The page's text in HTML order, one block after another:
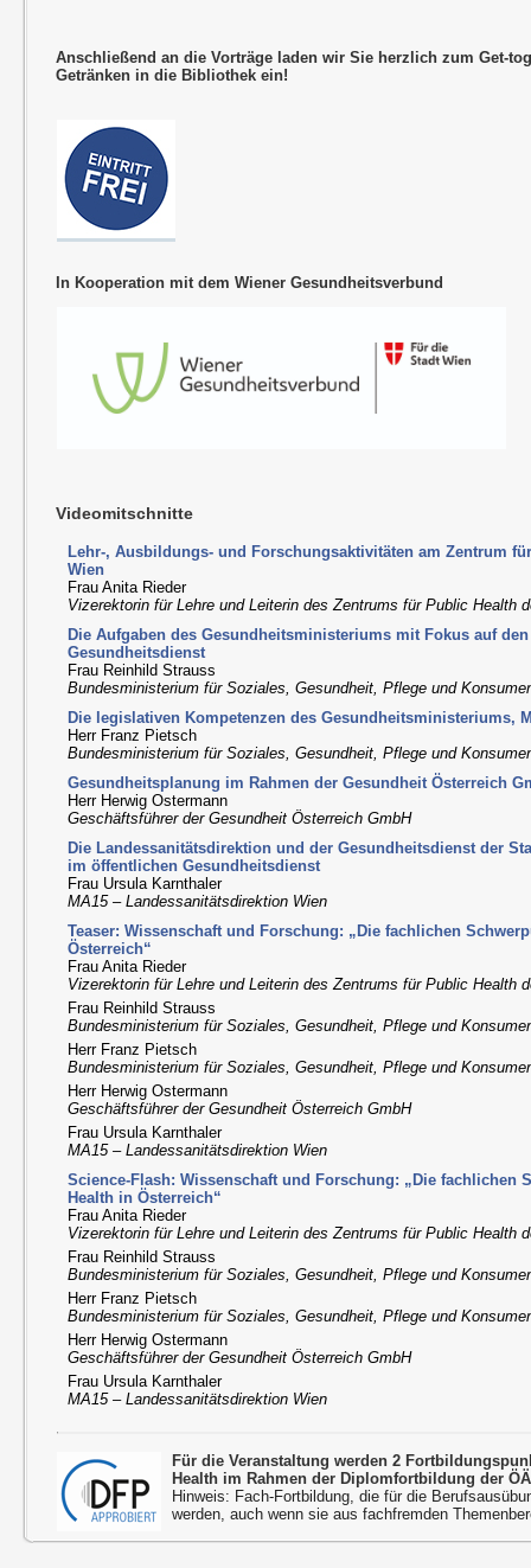
Anschließend an die Vorträge laden wir Sie herzlich zum Get-
Getränken in die Bibliothek ein!
In Kooperation mit dem Wiener Gesundheitsverbund
Videomitschnitte
Lehr-, Ausbildungs- und Forschungsaktivitäten am Zentrum
Wien
Frau Anita Rieder
Vizerektorin für Lehre und Leiterin des Zentrums für Public Health
Die Aufgaben des Gesundheitsministeriums mit Fokus auf
Gesundheitsdienst
Frau Reinhild Strauss
Bundesministerium für Soziales, Gesundheit, Pflege und
Die legislativen Kompetenzen des Gesundheitsministeriums,
Herr Franz Pietsch
Bundesministerium für Soziales, Gesundheit, Pflege und
Gesundheitsplanung im Rahmen der Gesundheit Österreich
Herr Herwig Ostermann
Geschäftsführer der Gesundheit Österreich GmbH
Die Landessanitätsdirektion und der Gesundheitsdienst der
im öffentlichen Gesundheitsdienst
Frau Ursula Karnthaler
MA15 – Landessanitätsdirektion Wien
Teaser: Wissenschaft und Forschung: „Die fachlichen
Österreich“
Frau Anita Rieder
Vizerektorin für Lehre und Leiterin des Zentrums für Public Health
Frau Reinhild Strauss
Bundesministerium für Soziales, Gesundheit, Pflege und
Herr Franz Pietsch
Bundesministerium für Soziales, Gesundheit, Pflege und
Herr Herwig Ostermann
Geschäftsführer der Gesundheit Österreich GmbH
Frau Ursula Karnthaler
MA15 – Landessanitätsdirektion Wien
Science-Flash: Wissenschaft und Forschung: „Die fachlichen
Health in Österreich“
Frau Anita Rieder
Vizerektorin für Lehre und Leiterin des Zentrums für Public Health
Frau Reinhild Strauss
Bundesministerium für Soziales, Gesundheit, Pflege und
Herr Franz Pietsch
Bundesministerium für Soziales, Gesundheit, Pflege und
Herr Herwig Ostermann
Geschäftsführer der Gesundheit Österreich GmbH
Frau Ursula Karnthaler
MA15 – Landessanitätsdirektion Wien
Für die Veranstaltung werden 2
Health im Rahmen der Diplomfortbildung der
Hinweis: Fach-Fortbildung, die für die
werden, auch wenn sie aus fachfremden